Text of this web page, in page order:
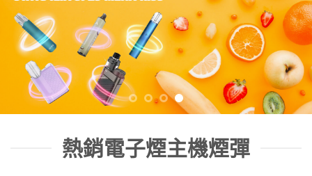
熱銷電子煙主機煙彈